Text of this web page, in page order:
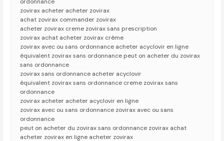
zovirax acheter acheter zovirax
achat zovirax commander zovirax
acheter zovirax creme zovirax sans prescription
zovirax achat acheter zovirax crème
zovirax avec ou sans ordonnance acheter acyclovir en ligne
équivalent zovirax sans ordonnance peut on acheter du zovirax
sans ordonnance
zovirax sans ordonnance acheter acyclovir
équivalent zovirax sans ordonnance creme zovirax sans
ordonnance
zovirax acheter acheter acyclovir en ligne
zovirax avec ou sans ordonnance zovirax avec ou sans
ordonnance
peut on acheter du zovirax sans ordonnance zovirax achat
acheter zovirax en ligne acheter zovirax